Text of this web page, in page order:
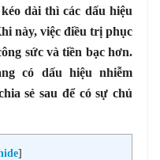
dài thì các dấu hiệu
này, việc điều trị phục
sức và tiền bạc hơn.
có dấu hiệu nhiễm
sẻ sau để có sự chủ
]